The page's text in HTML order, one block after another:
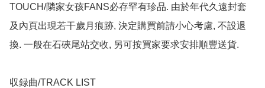
TOUCH/隣家女孩FANS必存罕有珍品. 由於年代久遠封套
及內頁出現若干歲月痕跡, 決定購買前請小心考慮, 不設退
換. 一般在石硤尾站交收, 另可按買家要求安排順豐送貨.
収録曲/TRACK LIST